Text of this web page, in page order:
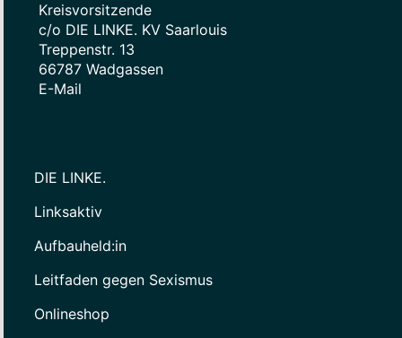
Kreisvorsitzende
c/o DIE LINKE. KV Saarlouis
Treppenstr. 13
66787 Wadgassen
E-Mail
DIE LINKE.
Linksaktiv
Aufbauheld:in
Leitfaden gegen Sexismus
Onlineshop